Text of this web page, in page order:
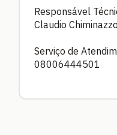
Responsável
Claudio
Serviço de
08006444501